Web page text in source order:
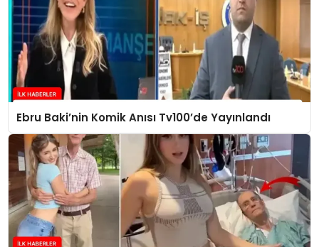
Ebru Baki’nin Komik Anısı Tv100’de Yayınlandı